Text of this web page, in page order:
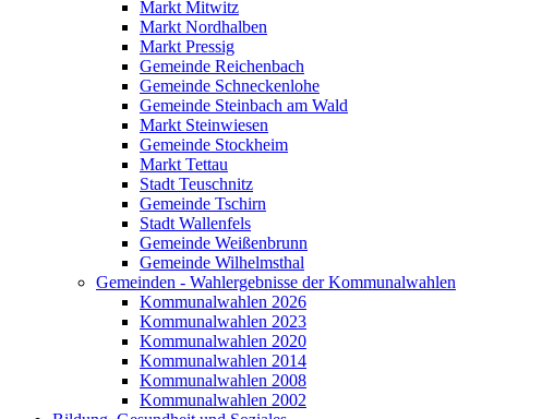
Markt Mitwitz
Markt Nordhalben
Markt Pressig
Gemeinde Reichenbach
Gemeinde Schneckenlohe
Gemeinde Steinbach am Wald
Markt Steinwiesen
Gemeinde Stockheim
Markt Tettau
Stadt Teuschnitz
Gemeinde Tschirn
Stadt Wallenfels
Gemeinde Weißenbrunn
Gemeinde Wilhelmsthal
Gemeinden - Wahlergebnisse der Kommunalwahlen
Kommunalwahlen 2026
Kommunalwahlen 2023
Kommunalwahlen 2020
Kommunalwahlen 2014
Kommunalwahlen 2008
Kommunalwahlen 2002